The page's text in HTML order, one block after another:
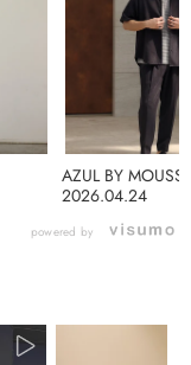
2026.04.24
AZUL BY
powered by